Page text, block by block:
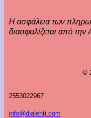
Η ασφάλεια των
διασφαλίζεται από
©
2553022967
info@dialehti.com